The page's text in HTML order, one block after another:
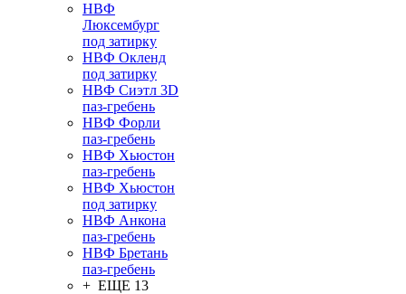
НВФ
Люксембург
под затирку
НВФ Окленд
под затирку
НВФ Сиэтл 3D
паз-гребень
НВФ Форли
паз-гребень
НВФ Хьюстон
паз-гребень
НВФ Хьюстон
под затирку
НВФ Анкона
паз-гребень
НВФ Бретань
паз-гребень
+ ЕЩЕ 13